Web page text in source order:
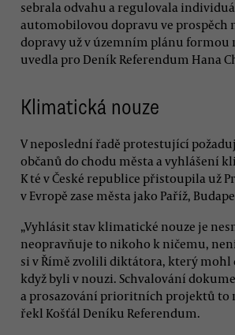
sebrala odvahu a regulovala
automobilovou dopravu ve prospěch
dopravy už v územním plánu formou
uvedla pro Deník Referendum Hana
Klimatická nouze
V neposlední řadě protestující
občanů do chodu města a vyhlášení
K té v České republice přistoupila už
v Evropě zase města jako Paříž,
„Vyhlásit stav klimatické nouze je
neopravňuje to nikoho k ničemu,
si v Římě zvolili diktátora, který mohl
když byli v nouzi. Schvalování
a prosazování prioritních projektů to
řekl Košťál Deníku Referendum.